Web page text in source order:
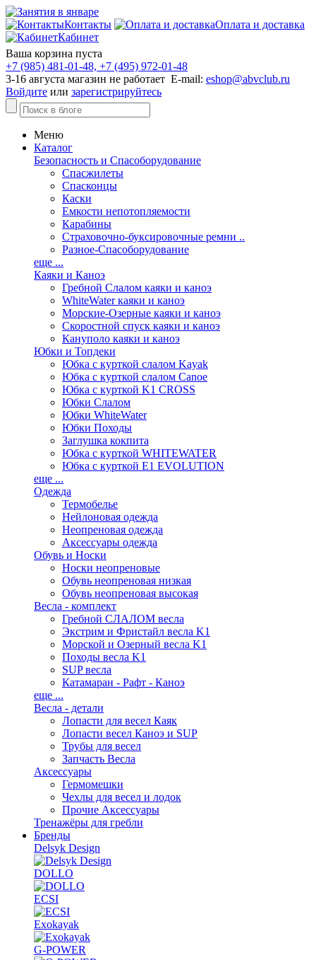
Контакты
Оплата и доставка
Кабинет
Ваша корзина пуста
+7 (985) 481-01-48, +7 (495) 972-01-48
3-16 августа магазин не работает E-mail: eshop@abvclub.ru
Войдите или зарегистрируйтесь
Меню
Каталог
Безопасность и Спасоборудование
Спасжилеты
Спасконцы
Каски
Емкости непотопляемости
Карабины
Страховочно-буксировочные ремни ..
Разное-Спасоборудование
еще ...
Каяки и Каноэ
Гребной Слалом каяки и каноэ
WhiteWater каяки и каноэ
Морские-Озерные каяки и каноэ
Скоростной спуск каяки и каноэ
Кануполо каяки и каноэ
Юбки и Топдеки
Юбка с курткой слалом Kayak
Юбка с курткой слалом Canoe
Юбка с курткой K1 CROSS
Юбки Слалом
Юбки WhiteWater
Юбки Походы
Заглушка кокпита
Юбка с курткой WHITEWATER
Юбка с курткой E1 EVOLUTION
еще ...
Одежда
Термобелье
Нейлоновая одежда
Неопреновая одежда
Аксессуары одежда
Обувь и Носки
Носки неопреновые
Обувь неопреновая низкая
Обувь неопреновая высокая
Весла - комплект
Гребной СЛАЛОМ весла
Экстрим и Фристайл весла K1
Морской и Озерный весла K1
Походы весла K1
SUP весла
Катамаран - Рафт - Каноэ
еще ...
Весла - детали
Лопасти для весел Каяк
Лопасти весел Каноэ и SUP
Трубы для весел
Запчасть Весла
Аксессуары
Гермомешки
Чехлы для весел и лодок
Прочие Аксессуары
Тренажёры для гребли
Бренды
Delsyk Design
DOLLO
ECSI
Exokayak
G-POWER